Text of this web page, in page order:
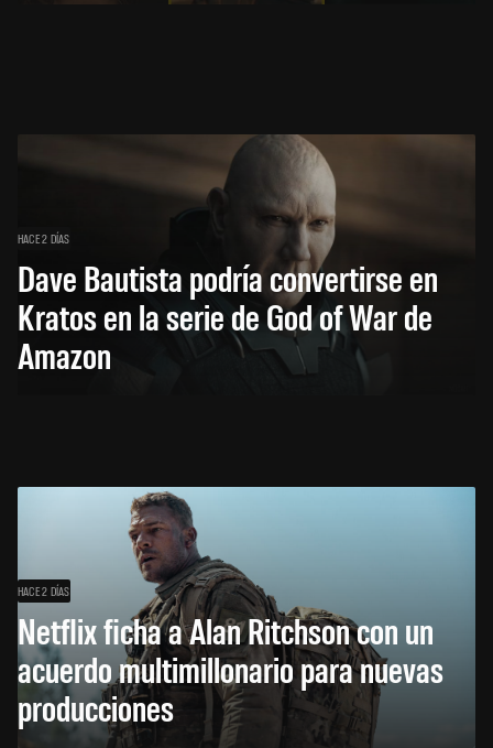
HACE 2 DÍAS
Dave Bautista podría convertirse en
Kratos en la serie de God of War de
Amazon
HACE 2 DÍAS
Netflix ficha a Alan Ritchson con un
acuerdo multimillonario para nuevas
producciones